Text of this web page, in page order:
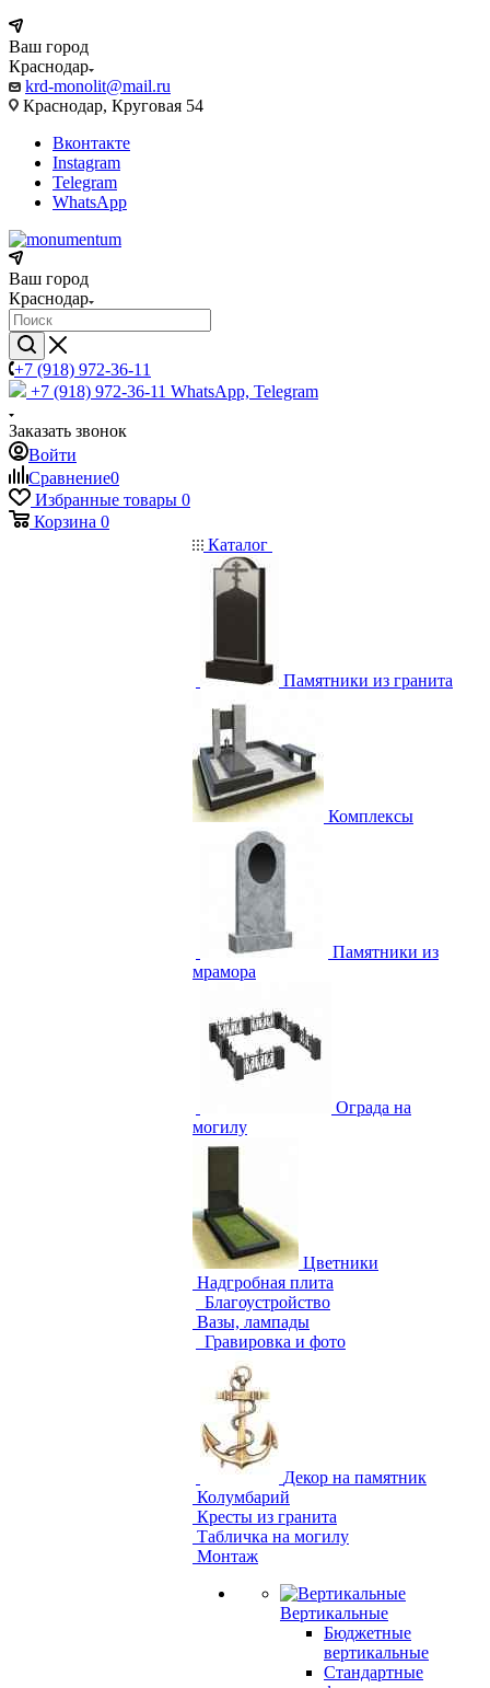
Ваш город
Краснодар
krd-monolit@mail.ru
Краснодар, Круговая 54
Вконтакте
Instagram
Telegram
WhatsApp
Ваш город
Краснодар
+7 (918) 972-36-11
+7 (918) 972-36-11 WhatsApp, Telegram
Заказать звонок
Войти
Сравнение0
Избранные товары 0
Корзина 0
Каталог
Памятники из гранита
Комплексы
Памятники из
мрамора
Ограда на
могилу
Цветники
Надгробная плита
Благоустройство
Вазы, лампады
Гравировка и фото
Декор на памятник
Колумбарий
Кресты из гранита
Табличка на могилу
Монтаж
Вертикальные
Бюджетные
вертикальные
Стандартные